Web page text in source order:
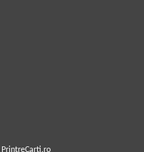
PrintreCarti.ro